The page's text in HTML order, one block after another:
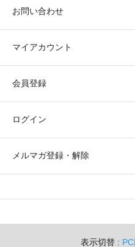
お問い合わせ
マイアカウント
会員登録
ログイン
メルマガ登録・解除
表示切替 :